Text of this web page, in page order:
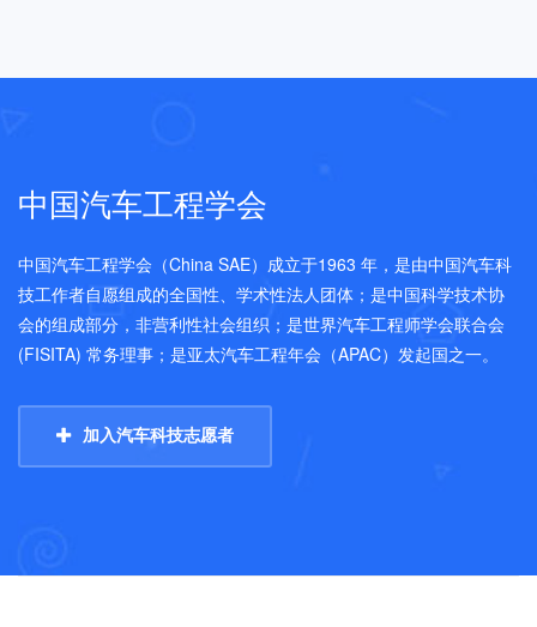
中国汽车工程学会
中国汽车工程学会（China SAE）成立于1963 年，是由中国汽车科
技工作者自愿组成的全国性、学术性法人团体；是中国科学技术协
会的组成部分，非营利性社会组织；是世界汽车工程师学会联合会
(FISITA) 常务理事；是亚太汽车工程年会（APAC）发起国之一。
加入汽车科技志愿者